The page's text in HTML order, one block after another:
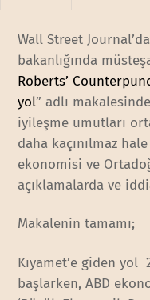
Wall Street
bakanlığında
Roberts’
yol” adlı
iyileşme umutları
daha kaçınılmaz
ekonomisi ve
açıklamalarda ve
Makalenin tamamı;
Kıyamet’e giden yol
başlarken, ABD